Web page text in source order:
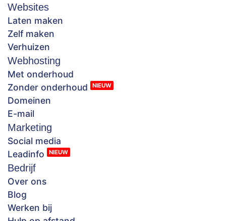
Websites
Laten maken
Zelf maken
Verhuizen
Webhosting
Met onderhoud
Zonder onderhoud
NIEUW
Domeinen
E-mail
Marketing
Social media
Leadinfo
NIEUW
Bedrijf
Over ons
Blog
Werken bij